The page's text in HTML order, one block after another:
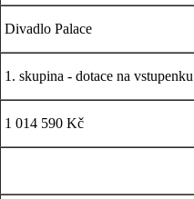
Divadlo Palace
1. skupina - dotace na vstupenku
1 014 590 Kč